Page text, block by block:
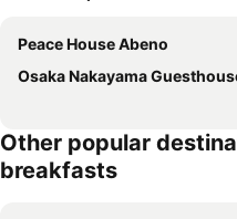
Peace House Abeno
Osaka Nakayama
Other popular
breakfasts